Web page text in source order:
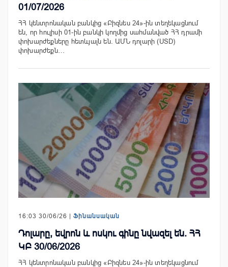
01/07/2026
ՀՀ կենտրոնական բանկից «Բիզնես 24»-ին տեղեկացնում
են, որ հուլիսի 01-ին բանկի կողմից սահմանված ՀՀ դրամի
փոխարժեքները հետևյալն են. ԱՄՆ դոլարի (USD)
փոխարժեքն…
16:03 30/06/26 | Ֆինանսական
Դոլարը, եվրոն և ոսկու գինը նվազել են. ՀՀ
ԿԲ 30/06/2026
ՀՀ կենտրոնական բանկից «Բիզնես 24»-ին տեղեկացնում